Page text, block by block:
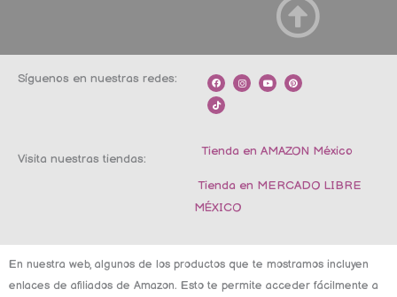
Síguenos en nuestras redes:
F
a
c
e
b
I
n
s
m
Y
o
u
P
i
n
t
T
i
k
t
o
Visita nuestras tiendas:
Tienda en AMAZON México
Tienda en MERCADO LIBRE
MÉXICO
En nuestra web, algunos de los productos que te mostramos incluyen
enlaces de afiliados de Amazon. Esto te permite acceder fácilmente a